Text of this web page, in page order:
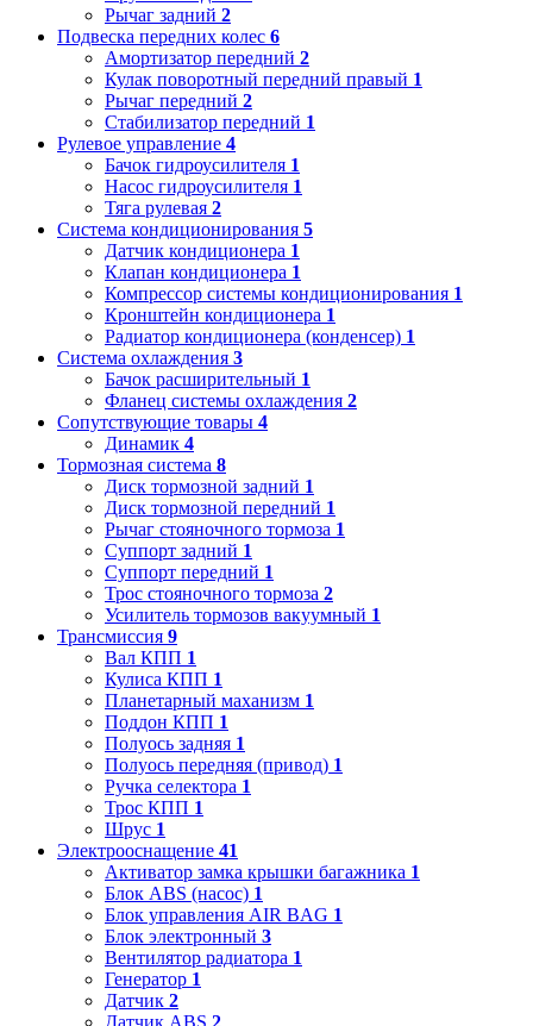
Рычаг задний 2
Подвеска передних колес 6
Амортизатор передний 2
Кулак поворотный передний правый 1
Рычаг передний 2
Стабилизатор передний 1
Рулевое управление 4
Бачок гидроусилителя 1
Насос гидроусилителя 1
Тяга рулевая 2
Система кондиционирования 5
Датчик кондиционера 1
Клапан кондиционера 1
Компрессор системы кондиционирования 1
Кронштейн кондиционера 1
Радиатор кондиционера (конденсер) 1
Система охлаждения 3
Бачок расширительный 1
Фланец системы охлаждения 2
Сопутствующие товары 4
Динамик 4
Тормозная система 8
Диск тормозной задний 1
Диск тормозной передний 1
Рычаг стояночного тормоза 1
Суппорт задний 1
Суппорт передний 1
Трос стояночного тормоза 2
Усилитель тормозов вакуумный 1
Трансмиссия 9
Вал КПП 1
Кулиса КПП 1
Планетарный маханизм 1
Поддон КПП 1
Полуось задняя 1
Полуось передняя (привод) 1
Ручка селектора 1
Трос КПП 1
Шрус 1
Электрооснащение 41
Активатор замка крышки багажника 1
Блок ABS (насос) 1
Блок управления AIR BAG 1
Блок электронный 3
Вентилятор радиатора 1
Генератор 1
Датчик 2
Датчик ABS 2